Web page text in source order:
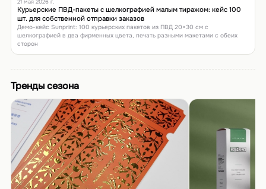
21 мая 2026 г.
Курьерские ПВД-пакеты с шелкографией малым тиражом: кейс 100
шт. для собственной отправки заказов
Демо-кейс Sunprint: 100 курьерских пакетов из ПВД 20×30 см с
шелкографией в два фирменных цвета, печать разными макетами с обеих
сторон
Тренды сезона